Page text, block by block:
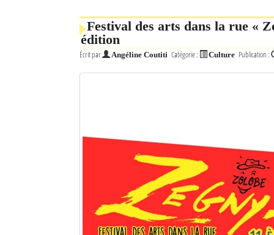
Festival des arts dans la rue «
édition
Écrit par Angéline Coutiti Catégorie : Culture Publication :